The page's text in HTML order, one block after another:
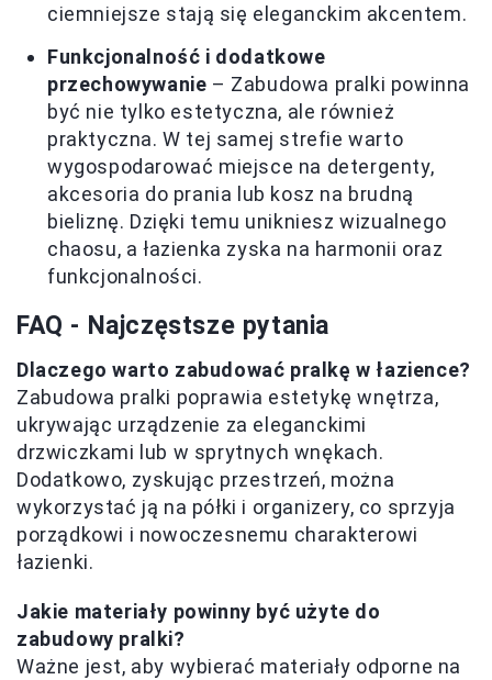
ciemniejsze stają się eleganckim akcentem.
Funkcjonalność i dodatkowe
przechowywanie – Zabudowa pralki powinna
być nie tylko estetyczna, ale również
praktyczna. W tej samej strefie warto
wygospodarować miejsce na detergenty,
akcesoria do prania lub kosz na brudną
bieliznę. Dzięki temu unikniesz wizualnego
chaosu, a łazienka zyska na harmonii oraz
funkcjonalności.
FAQ - Najczęstsze pytania
Dlaczego warto zabudować pralkę w łazience?
Zabudowa pralki poprawia estetykę wnętrza,
ukrywając urządzenie za eleganckimi
drzwiczkami lub w sprytnych wnękach.
Dodatkowo, zyskując przestrzeń, można
wykorzystać ją na półki i organizery, co sprzyja
porządkowi i nowoczesnemu charakterowi
łazienki.
Jakie materiały powinny być użyte do
zabudowy pralki?
Ważne jest, aby wybierać materiały odporne na